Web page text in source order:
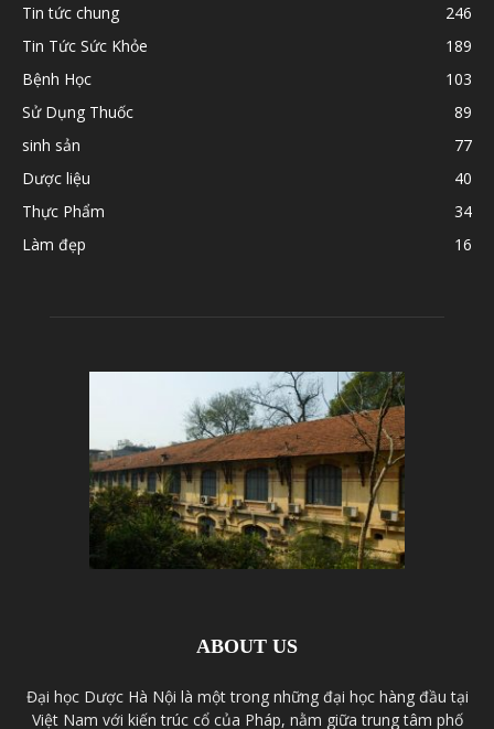
Tin tức chung
246
Tin Tức Sức Khỏe
189
Bệnh Học
103
Sử Dụng Thuốc
89
sinh sản
77
Dược liệu
40
Thực Phẩm
34
Làm đẹp
16
ABOUT US
Đại học Dược Hà Nội là một trong những đại học hàng đầu tại
Việt Nam với kiến trúc cổ của Pháp, nằm giữa trung tâm phố